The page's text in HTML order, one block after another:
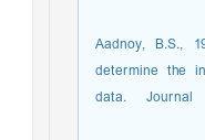
[11]- Aadnoy,
determine the
data.